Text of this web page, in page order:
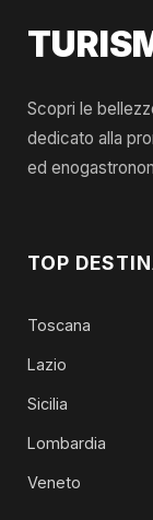
Scopri le
dedicato alla
ed
TOP
Toscana
Lazio
Sicilia
Lombardia
Veneto